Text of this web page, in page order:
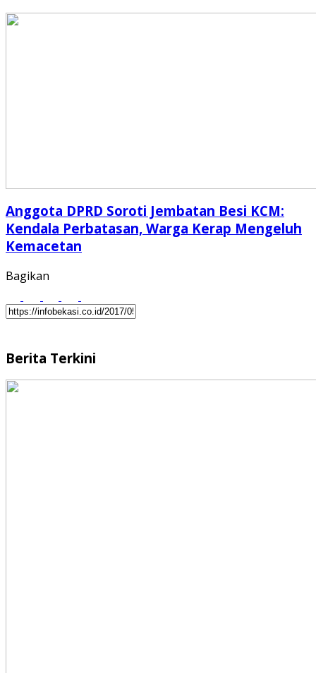
Anggota DPRD Soroti Jembatan Besi KCM:
Kendala Perbatasan, Warga Kerap Mengeluh
Kemacetan
Bagikan
Berita Terkini